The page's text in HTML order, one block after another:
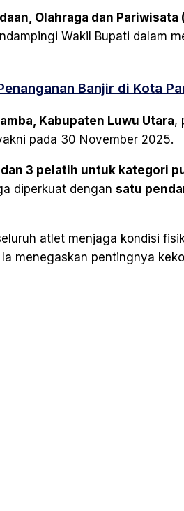
Olahraga dan
Wakil Bupati dalam
Banjir di Kota
Kabupaten Luwu Utara,
pada 30 November 2025.
3 pelatih untuk kategori
diperkuat dengan satu
atlet menjaga kondisi
menegaskan pentingnya